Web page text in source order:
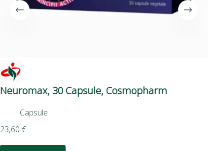
Neuromax, 30 Capsule, Cosmopharm
Capsule
23,60 €